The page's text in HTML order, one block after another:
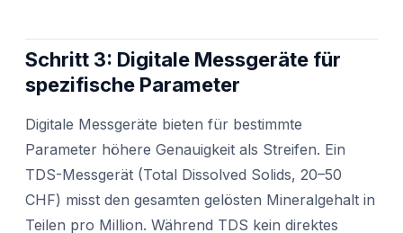
Schritt 3: Digitale Messgeräte für
spezifische Parameter
Digitale Messgeräte bieten für bestimmte
Parameter höhere Genauigkeit als Streifen. Ein
TDS-Messgerät (Total Dissolved Solids, 20–50
CHF) misst den gesamten gelösten Mineralgehalt in
Teilen pro Million. Während TDS kein direktes